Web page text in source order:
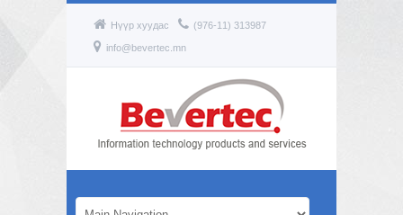
Нүүр хуудас (976-11) 313987
info@bevertec.mn